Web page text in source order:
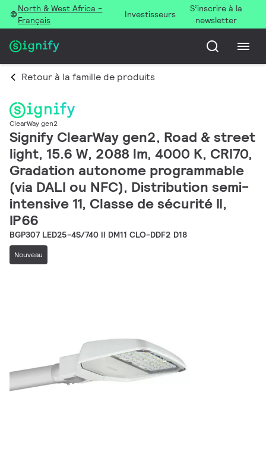
North & West Africa -
Français
Investisseurs
S’inscrire à la
newsletter
Retour à la famille de produits
ClearWay gen2
Signify ClearWay gen2, Road & street
light, 15.6 W, 2088 lm, 4000 K, CRI70,
Gradation autonome programmable
(via DALI ou NFC), Distribution semi-
intensive 11, Classe de sécurité II,
IP66
BGP307 LED25-4S/740 II DM11 CLO-DDF2 D18
Nouveau